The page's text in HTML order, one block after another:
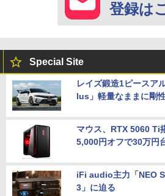
登録は
Special Site
レイズ鍛造1ピースア
lus」軽量なままに剛
マウス、RTX 5060 Ti
5,000円オフで30万円
iFi audio主力「NEO
3」に迫る